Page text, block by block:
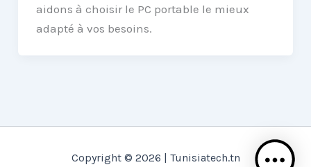
aidons à choisir le PC portable le mieux
adapté à vos besoins.
Copyright © 2026 | Tunisiatech.tn